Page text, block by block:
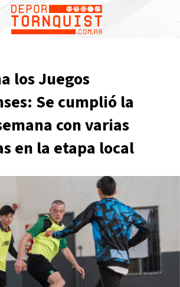
los Juegos
Se cumplió la
con varias
en la etapa local